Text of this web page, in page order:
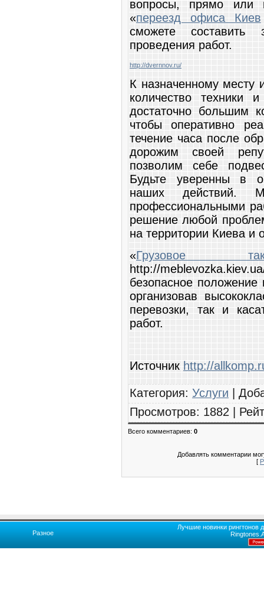
вопросы, прямо или
«переезд офиса Киев
сможете
проведения работ.
http://dvernnov.ru/
К назначенному месту
количество техники
достаточно большим
чтобы оперативно
течение часа после
дорожим своей
позволим себе
Будьте уверенны в
наших действий.
профессиональными
решение любой
на территории Киева и
«Грузовое
http://
безопасное положение
организовав
перевозки, так и
работ.
Источник http://
Категория: Услуги |
Просмотров: 1882 |
Всего комментариев: 0
Добавлять комментарии
[
Разное
Лучшие новинки рингтонов